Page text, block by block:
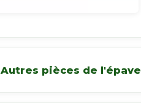
Autres pièces de l'épave